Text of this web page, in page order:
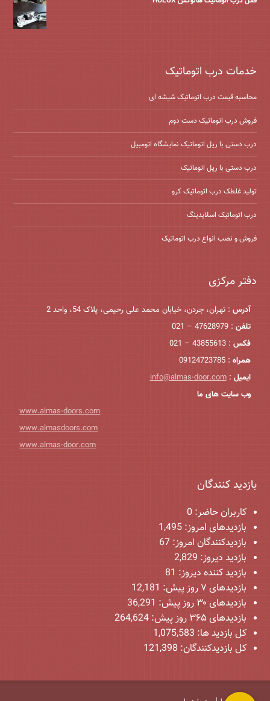
خدمات درب اتوماتیک
محاسبه قیمت درب اتوماتیک شیشه ‌ای
فروش درب اتوماتیک دست دوم
درب دستی با ریل اتوماتیک نمایشگاه اتومبیل
درب دستی با ریل اتوماتیک
تولید غلطک درب اتوماتیک کرو
درب اتوماتیک اسلایدینگ
فروش و نصب انواع درب اتوماتیک
دفتر مرکزی
آدرس : تهران، جردن، خیابان محمد علی رحیمی، پلاک 54، واحد 2
تلفن : 47628979 – 021
فکس : 43855613 – 021
همراه : 09124723785
ایمیل :
info@almas-door.com
وب سایت های ما
www.almas-doors.com
www.almasdoors.com
www.almas-door.com
بازدید کنندگان
کاربران حاضر: 0
بازدیدهای امروز:1,495
بازدیدکنندگان امروز:67
بازدید دیروز: 2,829
بازدید کننده دیروز: 81
بازدیدهای ۷ روز پیش:
12,181
بازدیدهای ۳۰ روز پیش:
36,291
بازدیدهای ۳۶۵ روز پیش:
264,624
کل بازدید ها: 1,075,583
کل بازدیدکنند‌گان: 121,398